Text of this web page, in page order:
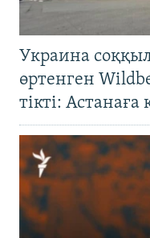
Украина
өртенген
тікті: Астанаға